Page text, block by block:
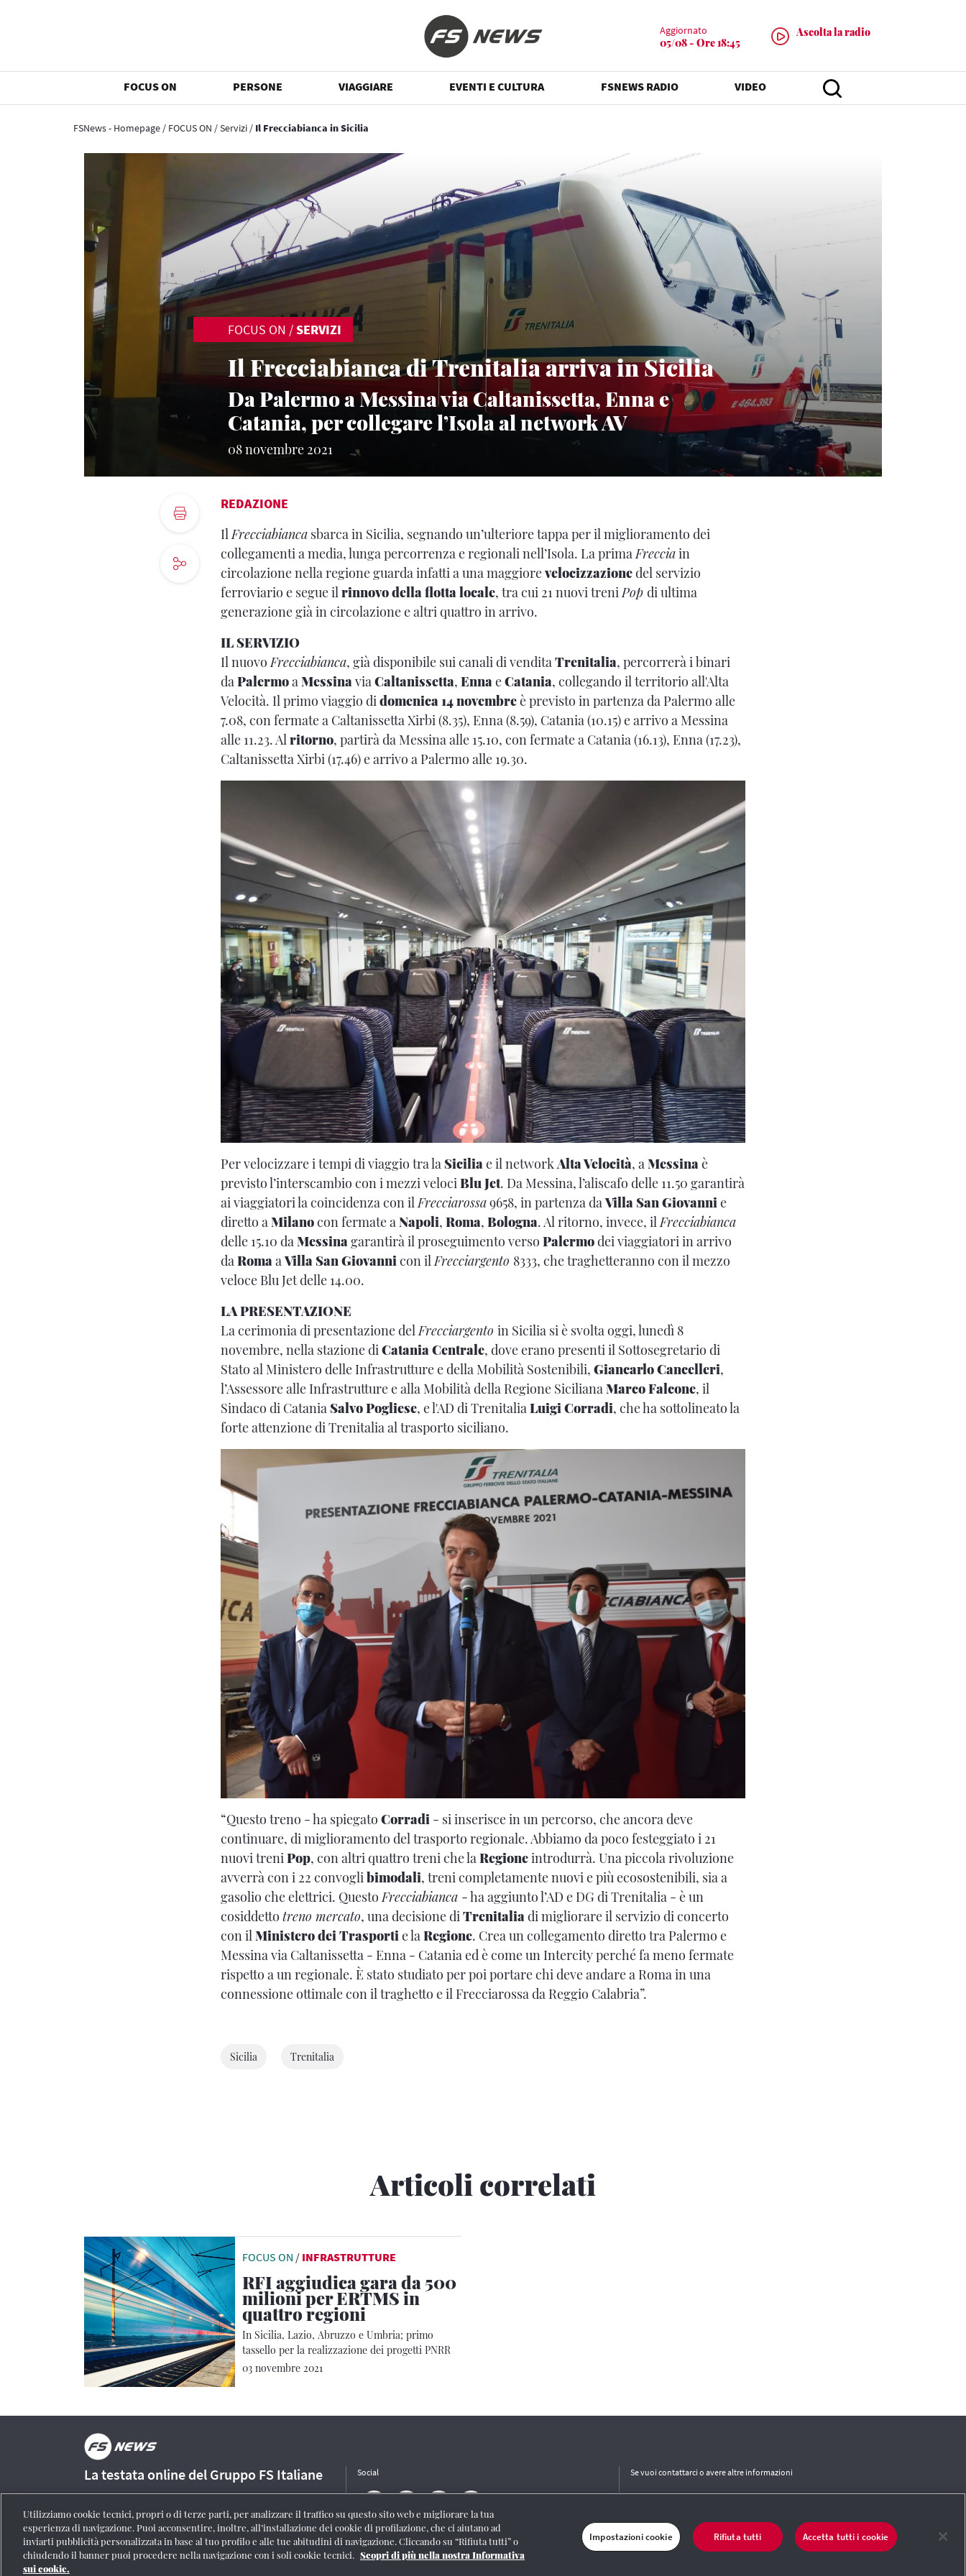
Aggiornato
05/08 - Ore 18:45
Ascolta la radio
FOCUS ON PERSONE VIAGGIARE EVENTI E CULTURA FSNEWS RADIO VIDEO
FSNews - Homepage / FOCUS ON /Servizi / Il Frecciabianca in Sicilia
FOCUS ON /SERVIZI
Il Frecciabianca di Trenitalia arriva in Sicilia
Da Palermo a Messina via Caltanissetta, Enna e
Catania, per collegare l’Isola al network AV
08 novembre 2021
REDAZIONE
IlFrecciabianca sbarca in Sicilia, segnando un’ulteriore tappa per il miglioramento dei
collegamenti a media, lunga percorrenza e regionali nell’Isola. La primaFrecciain
circolazione nella regione guarda infatti a una maggiorevelocizzazionedel servizio
ferroviario e segue ilrinnovo della flotta locale, tra cui 21 nuovi treniPop di ultima
generazione già in circolazione e altri quattro in arrivo.
IL SERVIZIO
Il nuovoFrecciabianca, già disponibile sui canali di venditaTrenitalia, percorrerà i binari
daPalermoaMessinaviaCaltanissetta, EnnaeCatania, collegando il territorio all'Alta
Velocità. Il primo viaggio didomenica 14 novembreè previsto in partenza da Palermo alle
7.08, con fermate a Caltanissetta Xirbi (8.35), Enna (8.59), Catania (10.15) e arrivo a Messina
alle 11.23. Alritorno, partirà da Messina alle 15.10, con fermate a Catania (16.13), Enna (17.23),
Caltanissetta Xirbi (17.46) e arrivo a Palermo alle 19.30.
Per velocizzare i tempi di viaggio tra la Sicilia e il network Alta Velocità, a Messina è
previsto l’interscambio con i mezzi veloci Blu Jet. Da Messina, l’aliscafo delle 11.50 garantirà
ai viaggiatori la coincidenza con il Frecciarossa9658, in partenza daVilla San Giovanni e
diretto a Milanocon fermate a Napoli, Roma, Bologna. Al ritorno, invece, il Frecciabianca
delle 15.10 da Messina garantirà il proseguimento verso Palermodei viaggiatori in arrivo
da Roma aVilla San Giovanni con il Frecciargento 8333, che traghetteranno con il mezzo
veloce Blu Jet delle 14.00.
LA PRESENTAZIONE
La cerimonia di presentazione del Frecciargento in Sicilia si è svolta oggi, lunedì 8
novembre, nella stazione di Catania Centrale, dove erano presenti il Sottosegretario di
Stato al Ministero delle Infrastrutture e della Mobilità Sostenibili, Giancarlo Cancelleri,
l’Assessore alle Infrastrutture e alla Mobilità della Regione Siciliana Marco Falcone, il
Sindaco di Catania Salvo Pogliese, e l'AD di Trenitalia Luigi Corradi, che ha sottolineato la
forte attenzione di Trenitalia al trasporto siciliano.
“Questo treno - ha spiegato Corradi - si inserisce in un percorso, che ancora deve
continuare, di miglioramento del trasporto regionale. Abbiamo da poco festeggiato i 21
nuovi treni Pop, con altri quattro treni che la Regioneintrodurrà. Una piccola rivoluzione
avverrà con i 22 convogli bimodali, treni completamente nuovi e più ecosostenibili, sia a
gasolio che elettrici. Questo Frecciabianca - ha aggiunto l’AD e DG di Trenitalia - è un
cosiddetto treno mercato, una decisione di Trenitalia di migliorare il servizio di concerto
con il Ministero dei Trasporti e la Regione. Crea un collegamento diretto tra Palermo e
Messina via Caltanissetta - Enna - Catania ed è come un Intercity perché fa meno fermate
rispetto a un regionale. È stato studiato per poi portare chi deve andare a Roma in una
connessione ottimale con il traghetto e il Frecciarossa da Reggio Calabria”.
Sicilia Trenitalia
Articoli correlati
FOCUS ON / INFRASTRUTTURE
RFI aggiudica gara da 500
milioni per ERTMS in
quattro regioni
In Sicilia, Lazio, Abruzzo e Umbria; primo
tassello per la realizzazione dei progetti PNRR
03 novembre 2021
La testata online del Gruppo FS Italiane Social Se vuoi contattarci o avere altre informazioni
Registrazione Tribunale di Roma n° 204/2009|Aut. SIAE 1312/I/1382-Lic. Società Consortile Fonografici 577/08|© Gruppo FS Italiane 2020|Mappa del sito Termini e condizioni|Credits|Protezione dei dati
Utilizziamo cookie tecnici, propri o di terze parti, per analizzare il traffico su questo sito web e migliorare la tua
esperienza di navigazione. Puoi acconsentire, inoltre, all’installazione dei cookie di profilazione, che ci aiutano ad
inviarti pubblicità personalizzata in base al tuo profilo e alle tue abitudini di navigazione. Cliccando su “Rifiuta tutti” o
chiudendo il banner puoi procedere nella navigazione con i soli cookie tecnici. Scopri di più nella nostra Informativa
sui cookie.
Impostazioni cookie Rifiuta tutti Accetta tutti i cookie